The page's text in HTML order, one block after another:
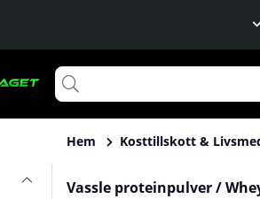
Hem Kosttillskott &
Vassle proteinpulver /